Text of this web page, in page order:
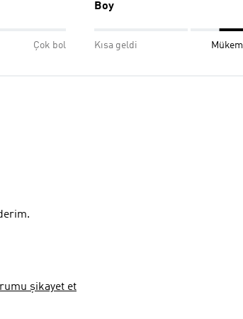
Çok bol
Boy
Kısa geldi
şikayet et